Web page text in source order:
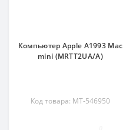
Компьютер Apple A1993 Mac
mini (MRTT2UA/A)
Код товара: MT-546950